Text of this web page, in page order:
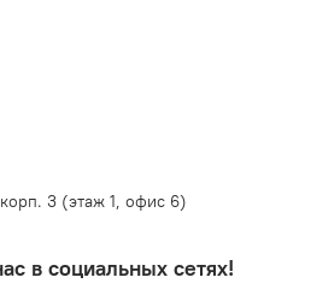
3 (этаж 1, офис 6)
в социальных сетях!